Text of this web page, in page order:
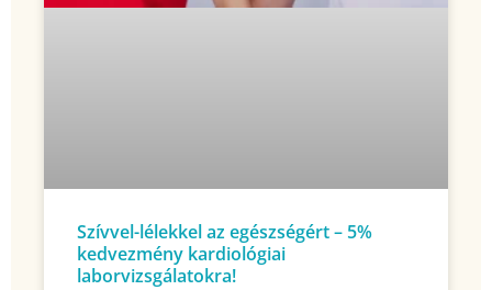
Szívvel-lélekkel az egészségért – 5%
kedvezmény kardiológiai
laborvizsgálatokra!